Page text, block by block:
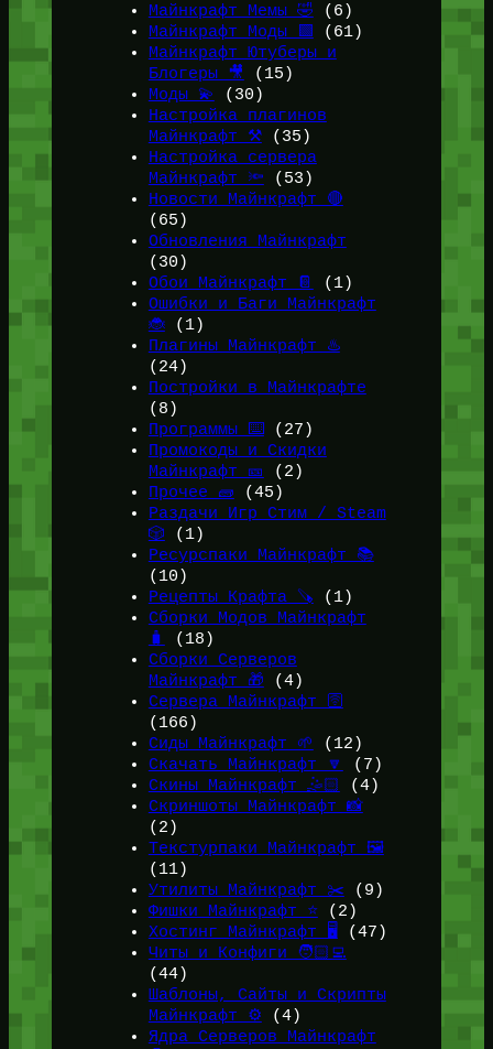
Майнкрафт Мемы 🤣 (6)
Майнкрафт Моды 🟩
(61)
Майнкрафт Ютуберы и
Блогеры 🎥
(15)
Моды 💫
(30)
Настройка плагинов
Майнкрафт ⚒️(35)
Настройка сервера
Майнкрафт 🔦 (53)
Новости Майнкрафт 🔴
(65)
Обновления Майнкрафт
(30)
Обои Майнкрафт 📔
(1)
Ошибки и Баги Майнкрафт
🐞(1)
Плагины Майнкрафт ♨️
(24)
Постройки в Майнкрафте
(8)
Программы ⌨️ (27)
Промокоды и Скидки
Майнкрафт 🎫
(2)
Прочее 🧱 (45)
Раздачи Игр Стим / Steam
🎲 (1)
Ресурспаки Майнкрафт 📚
(10)
Рецепты Крафта 🪚 (1)
Сборки Модов Майнкрафт
🧳
(18)
Сборки Серверов
Майнкрафт 🎁 (4)
Сервера Майнкрафт 🛜
(166)
Сиды Майнкрафт 🌱
(12)
Скачать Майнкрафт 🔽
(7)
Скины Майнкрафт 🤹🏻
(4)
Скриншоты Майнкрафт 📸
(2)
Текстурпаки Майнкрафт 🖼️
(11)
Утилиты Майнкрафт ✂️ (9)
Фишки Майнкрафт ⭐(2)
Хостинг Майнкрафт 🖥️ (47)
Читы и Конфиги 🧑🏻‍💻
(44)
Шаблоны, Сайты и Скрипты
Майнкрафт ⚙️ (4)
Ядра Серверов Майнкрафт